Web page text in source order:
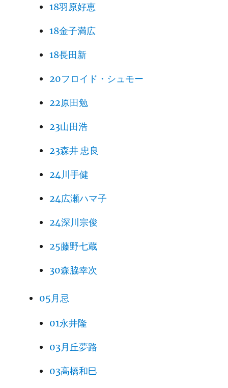
18羽原好恵
18金子満広
18長田新
20フロイド・シュモー
22原田勉
23山田浩
23森井 忠良
24川手健
24広瀬ハマ子
24深川宗俊
25藤野七蔵
30森脇幸次
05月忌
01永井隆
03月丘夢路
03高橋和巳